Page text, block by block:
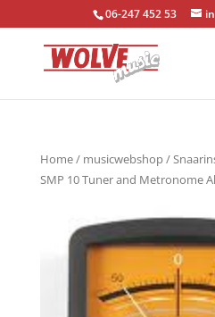
06-247 452 53
Home/ musicwebshop/
SMP 10 Tuner and Metronome